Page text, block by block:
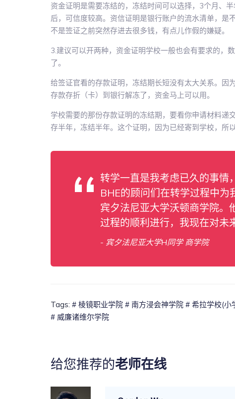
资金证明是需要冻结的，冻结时间可以选择，3个月、
后，可信度较高。资信证明是银行账户的流水清单，是
不是签证之前突然存进去很多钱，有点儿作假的嫌疑。
3.建议可以开两种，资金证明学校一般也会有要求的，
了。
给签证官看的存款证明，冻结期长短没有太大关系。因
存款存折（卡）到银行解冻了，资金马上可以用。
学校需要的那份存款证明的冻结期，要看你申请材料递
存半年，冻结半年。这个证明，因为已经寄到学校，所
转学一直是我考虑已久的事情
BHE的顾问们在转学过程中
宾夕法尼亚大学沃顿商学院。
过程的顺利进行，我现在对未
- 宾夕法尼亚大学H同学 商学院
Tags: # 棱镜职业学院 # 南方浸会神学院 # 希拉学校(小
# 威廉诸维尔学院
给您推荐的老师在线